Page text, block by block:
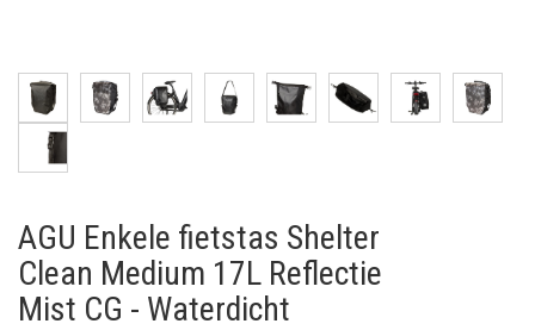
AGU Enkele fietstas Shelter
Clean Medium 17L Reflectie
Mist CG - Waterdicht